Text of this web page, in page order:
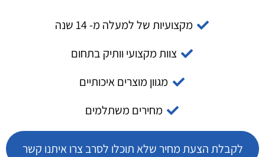
מקצועיות של למעלה מ- 14 שנה
צוות מקצועי וותיק בתחום
מגוון מוצרים איכותיים
מחירים משתלמים
לקבלת הצעת מחיר שלא תוכלו לסרב צרו איתנו קשר